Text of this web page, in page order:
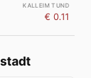
€ 0.11